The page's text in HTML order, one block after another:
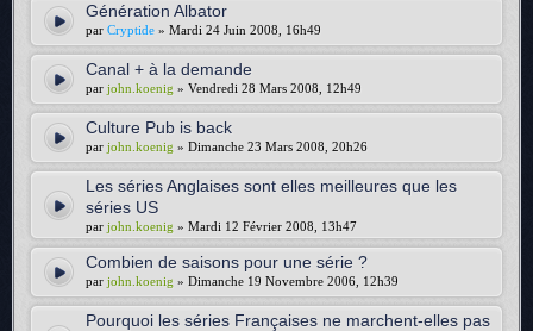
Génération Albator
par Cryptide » Mardi 24 Juin 2008, 16h49
Canal + à la demande
par john.koenig » Vendredi 28 Mars 2008, 12h49
Culture Pub is back
par john.koenig » Dimanche 23 Mars 2008, 20h26
Les séries Anglaises sont elles meilleures que les
séries US
par john.koenig » Mardi 12 Février 2008, 13h47
Combien de saisons pour une série ?
par john.koenig » Dimanche 19 Novembre 2006, 12h39
Pourquoi les séries Françaises ne marchent-elles pas